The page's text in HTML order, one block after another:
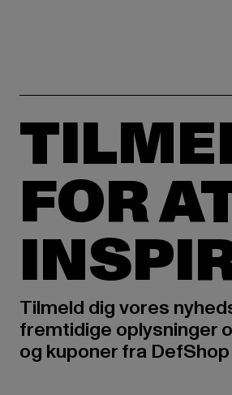
FOR
Tilmeld dig vores
fremtidige oplysninger
og kuponer fra